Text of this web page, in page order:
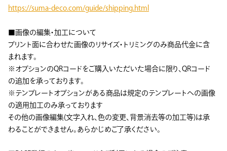
https://suma-deco.com/guide/shipping.html
■画像の編集・加工について
プリント面に合わせた画像のリサイズ・トリミングのみ商品代金に含
まれます。
※オプションのQRコードをご購入いただいた場合に限り、QRコード
の追加を承っております。
※テンプレートオプションがある商品は規定のテンプレートへの画像
の適用加工のみ承っております
その他の画像編集(文字入れ、色の変更、背景消去等の加工等)は承
わることができません。あらかじめご了承ください。